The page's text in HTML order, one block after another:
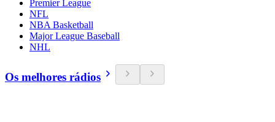
Premier League
NFL
NBA Basketball
Major League Baseball
NHL
Os melhores rádios